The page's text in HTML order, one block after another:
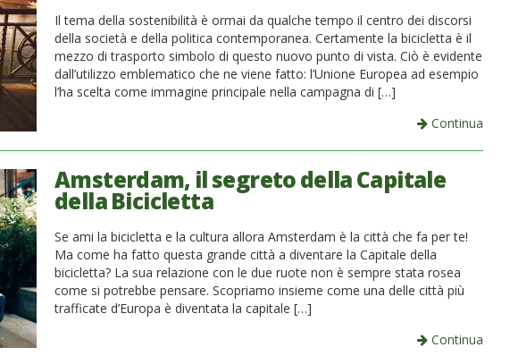
Il tema della sostenibilità è ormai da qualche tempo il centro dei discorsi
della società e della politica contemporanea. Certamente la bicicletta è il
mezzo di trasporto simbolo di questo nuovo punto di vista. Ciò è evidente
dall’utilizzo emblematico che ne viene fatto: l’Unione Europea ad esempio
l’ha scelta come immagine principale nella campagna di […]
Continua
Amsterdam, il segreto della Capitale
della Bicicletta
Se ami la bicicletta e la cultura allora Amsterdam è la città che fa per te!
Ma come ha fatto questa grande città a diventare la Capitale della
bicicletta? La sua relazione con le due ruote non è sempre stata rosea
come si potrebbe pensare. Scopriamo insieme come una delle città più
trafficate d’Europa è diventata la capitale […]
Continua